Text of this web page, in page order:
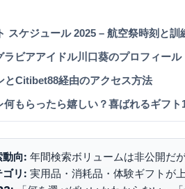
スケジュール 2025 – 航空祭時刻と訓
ラビアアイドル川口葵のプロフィー
とCitibet88経由のアクセス方法
何もらったら嬉しい？喜ばれるギフト
動向: 年間検索ボリュームは非公開だ
ゴリ: 実用品・消耗品・体験ギフトが